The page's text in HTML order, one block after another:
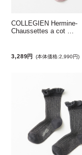
COLLEGIEN Hermine-
Chaussettes a cot …
3,289円 (本体価格:2,990円)